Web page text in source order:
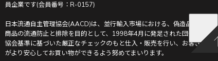
員企業です(会員番号：R-0157)
日本流通自主管理協会(AACD)は、並行輸入市場における、偽造品や不正
商品の流通防止と排除を目的として、1998年4月に発足された団体です。
協会基準に基づいた厳正なチェックのもと仕入・販売を行い、お客さま
がより安心してお買い物ができるよう努めてまいります。